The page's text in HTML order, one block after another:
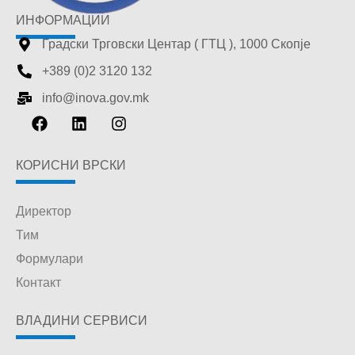
ИНФОРМАЦИИ
Градски Трговски Центар ( ГТЦ ), 1000 Скопје
+389 (0)2 3120 132
info@inova.gov.mk
КОРИСНИ ВРСКИ
Директор
Тим
Формулари
Контакт
ВЛАДИНИ СЕРВИСИ